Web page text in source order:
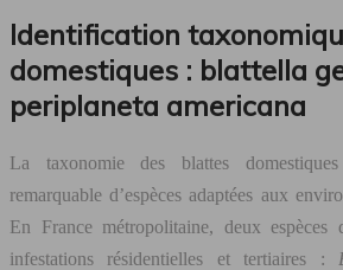
Identification
domestiques : blattella
periplaneta americana
La taxonomie des blattes
remarquable d’espèces adaptées aux
En France métropolitaine, deux espèces
infestations résidentielles et tertiaires :